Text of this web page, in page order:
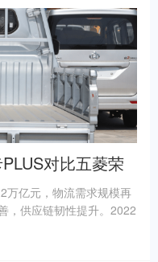
对比五菱荣
万亿元，物流需求规模再
，供应链韧性提升。2022